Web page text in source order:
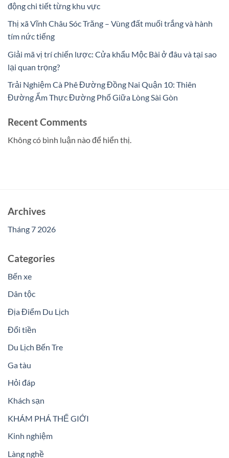
động chi tiết từng khu vực
Thị xã Vĩnh Châu Sóc Trăng – Vùng đất muối trắng và hành
tím nức tiếng
Giải mã vị trí chiến lược: Cửa khẩu Mộc Bài ở đâu và tại sao
lại quan trọng?
Trải Nghiệm Cà Phê Đường Đồng Nai Quận 10: Thiên
Đường Ẩm Thực Đường Phố Giữa Lòng Sài Gòn
Recent Comments
Không có bình luận nào để hiển thị.
Archives
Tháng 7 2026
Categories
Bến xe
Dân tộc
Địa Điểm Du Lịch
Đổi tiền
Du Lịch Bến Tre
Ga tàu
Hỏi đáp
Khách sạn
KHÁM PHÁ THẾ GIỚI
Kinh nghiệm
Làng nghề